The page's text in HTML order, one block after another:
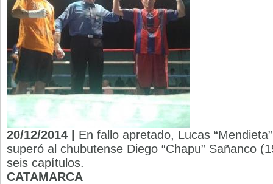
20/12/2014 | En fallo apretado, Lucas
superó al chubutense Diego “Chapu” Sañanco
seis capítulos.
CATAMARCA